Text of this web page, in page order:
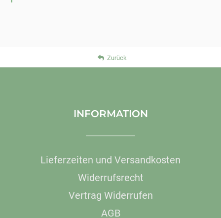
Zurück
INFORMATION
Lieferzeiten und Versandkosten
Widerrufsrecht
Vertrag Widerrufen
AGB